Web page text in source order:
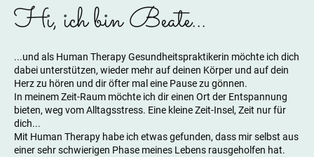
Hi, ich bin Beate...
...und als Human Therapy Gesundheitspraktikerin möchte ich dich
dabei unterstützen, wieder mehr auf deinen Körper und auf dein
Herz zu hören und dir öfter mal eine Pause zu gönnen.
In meinem Zeit-Raum möchte ich dir einen Ort der Entspannung
bieten, weg vom Alltagsstress. Eine kleine Zeit-Insel, Zeit nur für
dich...
Mit Human Therapy habe ich etwas gefunden, dass mir selbst aus
einer sehr schwierigen Phase meines Lebens rausgeholfen hat.